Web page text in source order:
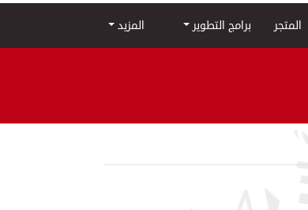
المتجر برامج التطوير المزيد